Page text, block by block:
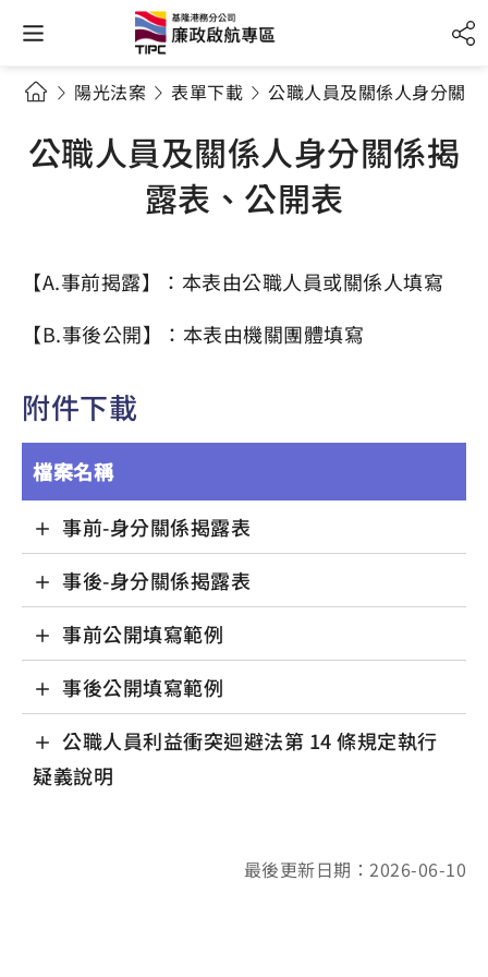
陽光法案 表單下載 公職人員及關係人身分關
公職人員及關係人身分關係揭
露表、公開表
【A.事前揭露】：本表由公職人員或關係人填寫
【B.事後公開】：本表由機關團體填寫
附件下載
檔案名稱
事前-身分關係揭露表
事後-身分關係揭露表
事前公開填寫範例
事後公開填寫範例
公職人員利益衝突迴避法第 14 條規定執行
疑義說明
最後更新日期：2026-06-10